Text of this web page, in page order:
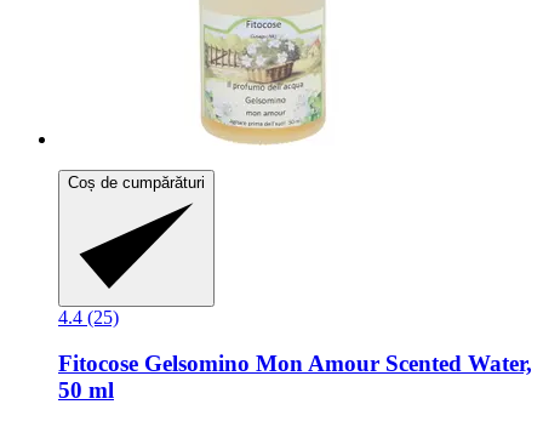
Coș de cumpărături
4.4 (25)
Fitocose Gelsomino Mon Amour Scented Water,
50 ml